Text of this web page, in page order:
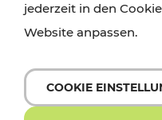
jederzeit in den
Website anpassen.
COOKIE